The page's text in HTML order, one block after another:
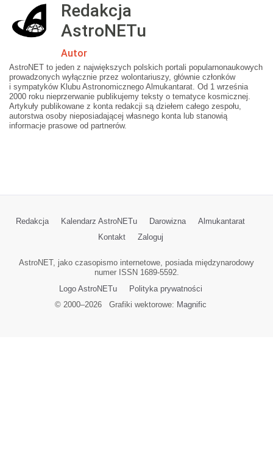
Redakcja
AstroNETu
Autor
AstroNET to jeden z największych polskich portali popularnonaukowych
prowadzonych wyłącznie przez wolontariuszy, głównie członków
i sympatyków Klubu Astronomicznego Almukantarat. Od 1 września
2000 roku nieprzerwanie publikujemy teksty o tematyce kosmicznej.
Artykuły publikowane z konta redakcji są dziełem całego zespołu,
autorstwa osoby nieposiadającej własnego konta lub stanowią
informacje prasowe od partnerów.
Redakcja Kalendarz AstroNETu Darowizna
Almukantarat
Kontakt
Zaloguj
AstroNET, jako czasopismo internetowe, posiada międzynarodowy
numer ISSN 1689-5592.
Logo AstroNETu
Polityka prywatności
© 2000–2026Grafiki wektorowe: Magnific